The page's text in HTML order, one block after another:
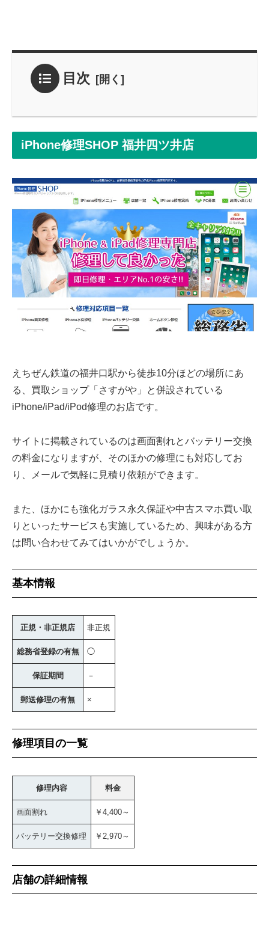
目次
iPhone修理SHOP 福井四ツ井店
えちぜん鉄道の福井口駅から徒歩10分ほどの場所にあ
る、買取ショップ「さすがや」と併設されている
iPhone/iPad/iPod修理のお店です。
サイトに掲載されているのは画面割れとバッテリー交換
の料金になりますが、そのほかの修理にも対応してお
り、メールで気軽に見積り依頼ができます。
また、ほかにも強化ガラス永久保証や中古スマホ買い取
りといったサービスも実施しているため、興味がある方
は問い合わせてみてはいかがでしょうか。
基本情報
正規・非正規店 非正規
総務省登録の有無 ◯
保証期間 －
郵送修理の有無 ×
修理項目の一覧
修理内容 料金
画面割れ ￥4,400～
バッテリー交換修理 ￥2,970～
店舗の詳細情報